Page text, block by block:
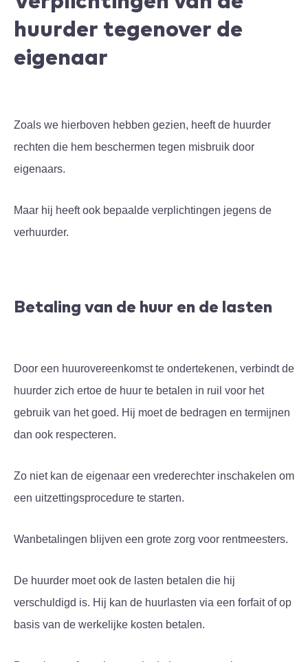
huurder tegenover de
eigenaar
Zoals we hierboven hebben gezien, heeft de huurder
rechten die hem beschermen tegen misbruik door
eigenaars.
Maar hij heeft ook bepaalde verplichtingen jegens de
verhuurder.
Betaling van de huur en de lasten
Door een huurovereenkomst te ondertekenen, verbindt de
huurder zich ertoe de huur te betalen in ruil voor het
gebruik van het goed. Hij moet de bedragen en termijnen
dan ook respecteren.
Zo niet kan de eigenaar een vrederechter inschakelen om
een uitzettingsprocedure te starten.
Wanbetalingen blijven een grote zorg voor rentmeesters.
De huurder moet ook de lasten betalen die hij
verschuldigd is. Hij kan de huurlasten via een forfait of op
basis van de werkelijke kosten betalen.